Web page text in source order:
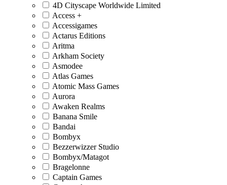
4D Cityscape Worldwide Limited
Access +
Accessigames
Actarus Editions
Aritma
Arkham Society
Asmodee
Atlas Games
Atomic Mass Games
Aurora
Awaken Realms
Banana Smile
Bandai
Bombyx
Bezzerwizzer Studio
Bombyx/Matagot
Bragelonne
Captain Games